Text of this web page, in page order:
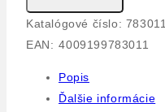
m,
výška
Katalógové číslo: 783011
EAN: 4009199783011
Popis
Ďalšie informácie